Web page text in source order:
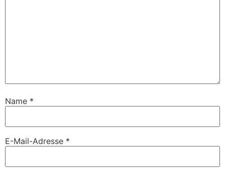
Name *
E-Mail-Adresse *